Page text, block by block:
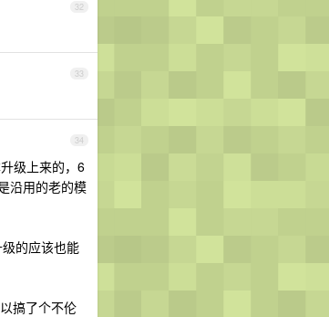
32
33
34
级上来的，6
沿用的老的模
的应该也能
搞了个不伦